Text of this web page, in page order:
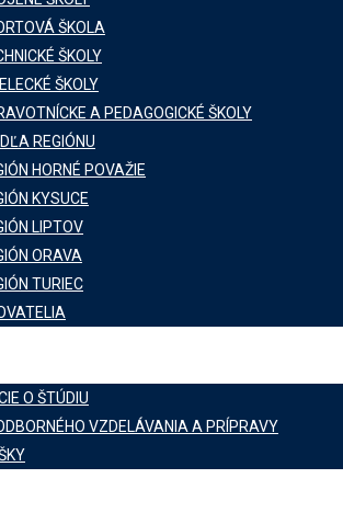
ŠKOLA
ŠKOLY
ŠKOLY
A PEDAGOGICKÉ ŠKOLY
REGIÓNU
HORNÉ POVAŽIE
KYSUCE
LIPTOV
ORAVA
TURIEC
O ŠTÚDIU
VZDELÁVANIA A PRÍPRAVY